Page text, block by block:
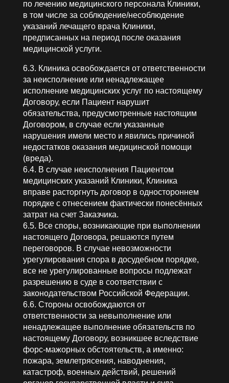
по лечению медицинского персонала Клиники,
в том числе за соблюдение/несоблюдение
указаний лечащего врача Клиники,
предписанных на период после оказания
медицинской услуги.
6.3. Клиника освобождается от ответственности
за неисполнение или ненадлежащее
исполнение медицинских услуг по настоящему
Договору, если Пациент нарушит
обязательства, предусмотренные настоящим
Договором, в случае если указанные
нарушения имели место и явились причиной
недостатков оказания медицинской помощи
(вреда).
6.4. В случае неисполнения Пациентом
медицинских указаний Клиники, Клиника
вправе расторгнуть договор в одностороннем
порядке с отнесением фактически понесённых
затрат на счет Заказчика.
6.5. Все споры, возникающие при выполнении
настоящего Договора, решаются путем
переговоров. В случае невозможности
урегулирования спора в досудебном порядке,
все не урегулированные вопросы подлежат
разрешению в суде в соответствии с
законодательством Российской Федерации.
6.6. Стороны освобождаются от
ответственности за невыполнение или
ненадлежащее выполнение обязательств по
настоящему Договору, возникшее вследствие
форс-мажорных обстоятельств, а именно:
пожара, землетрясения, наводнения,
катастроф, военных действий, решений